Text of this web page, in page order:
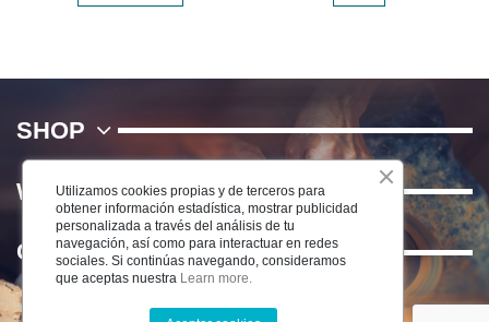
SHOP
WE
Contact us
Utilizamos cookies propias y de terceros para
obtener información estadística, mostrar publicidad
personalizada a través del análisis de tu
navegación, así como para interactuar en redes
sociales. Si continúas navegando, consideramos
que aceptas nuestra Learn more.